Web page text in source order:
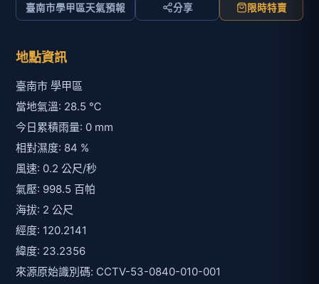
臺南市學甲區天氣預報 分享 限時特賣
地點資訊
臺南市 學甲區
當地氣溫: 28.5 ℃
今日累積雨量: 0 mm
相對濕度: 84 %
風速: 0.2 公尺/秒
氣壓: 998.5 百帕
海拔: 2 公尺
經度: 120.2141
緯度: 23.2356
來源原始識別碼: CCTV-53-0840-010-001